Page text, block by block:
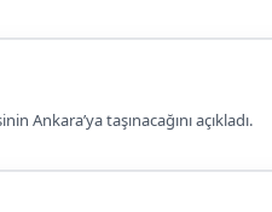
Ankara’ya taşınacağını açıkladı.